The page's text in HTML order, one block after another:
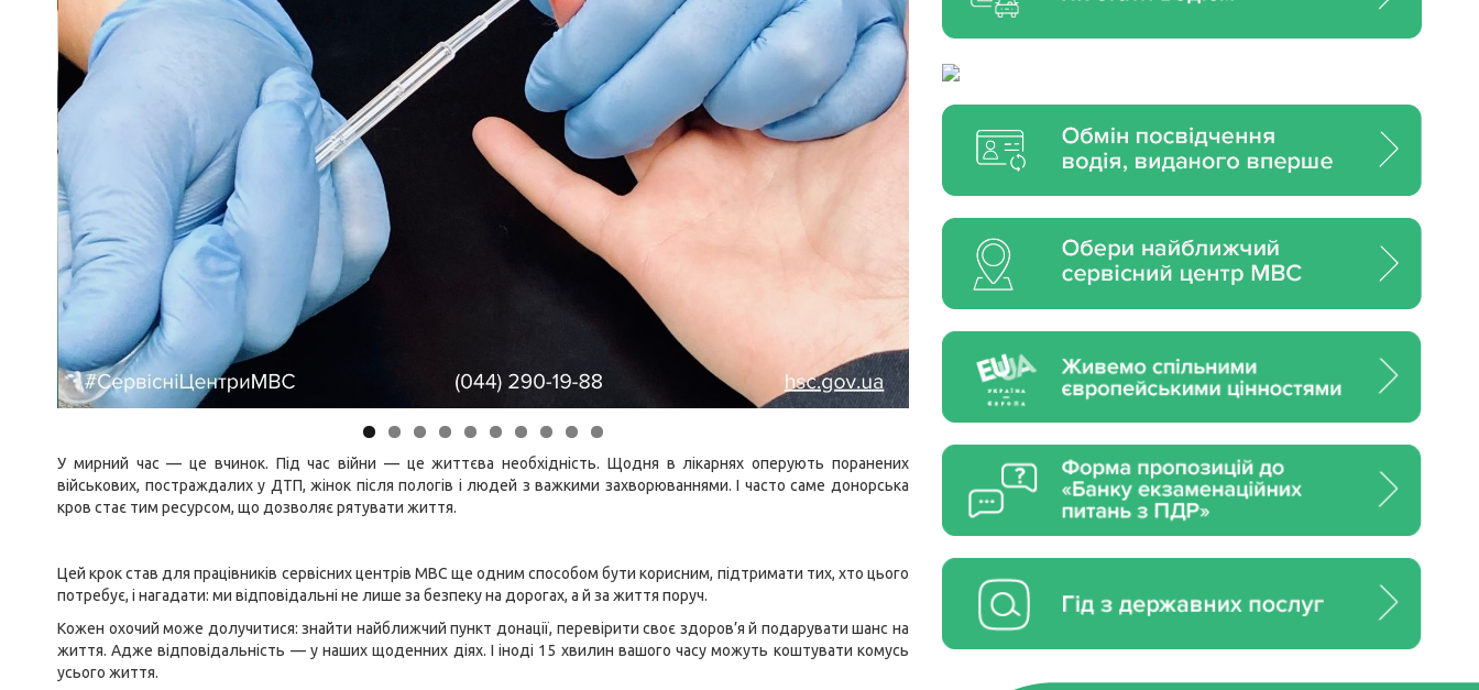
У мирний час — це вчинок. Під час війни — це життєва необхідність. Щодня в лікарнях оперують поранених
військових, постраждалих у ДТП, жінок після пологів і людей з важкими захворюваннями. І часто саме донорська
кров стає тим ресурсом, що дозволяє рятувати життя.
Цей крок став для працівників сервісних центрів МВС ще одним способом бути корисним, підтримати тих, хто цього
потребує, і нагадати: ми відповідальні не лише за безпеку на дорогах, а й за життя поруч.
Кожен охочий може долучитися: знайти найближчий пункт донації, перевірити своє здоров’я й подарувати шанс на
життя. Адже відповідальність — у наших щоденних діях. І іноді 15 хвилин вашого часу можуть коштувати комусь
усього життя.